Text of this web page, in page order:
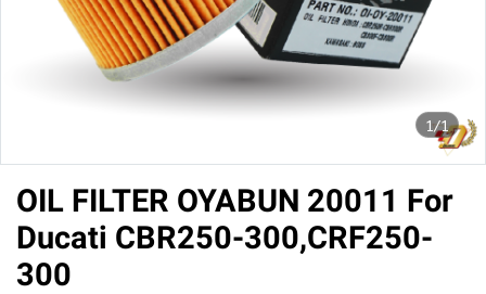
1/1
OIL FILTER OYABUN 20011 For
Ducati CBR250-300,CRF250-
300